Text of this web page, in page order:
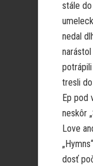
stále
nedal
tresli
Ep pod
neskôr
Love
dosť